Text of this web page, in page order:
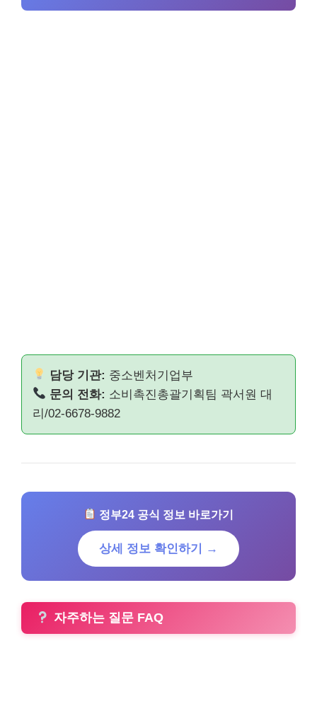
담당 기관: 중소벤처기업부
문의 전화: 소비촉진총괄기획팀 곽서원 대
리/02-6678-9882
정부24 공식 정보 바로가기
상세 정보 확인하기 →
자주하는 질문 FAQ